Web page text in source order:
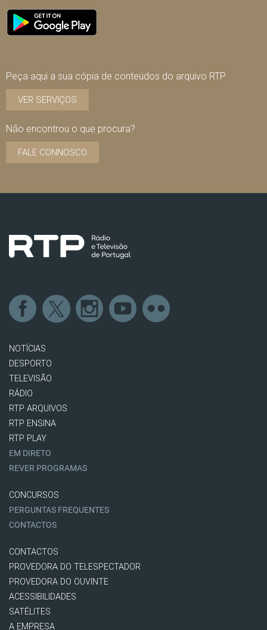
Peça aqui a sua cópia de conteúdos do arquivo RTP
VER SERVIÇOS
Não encontrou o que procura?
FALE CONNOSCO
NOTÍCIAS
DESPORTO
TELEVISÃO
RÁDIO
RTP ARQUIVOS
RTP ENSINA
RTP PLAY
EM DIRETO
REVER PROGRAMAS
CONCURSOS
PERGUNTAS FREQUENTES
CONTACTOS
CONTACTOS
PROVEDORA DO TELESPECTADOR
PROVEDORA DO OUVINTE
ACESSIBILIDADES
SATÉLITES
A EMPRESA